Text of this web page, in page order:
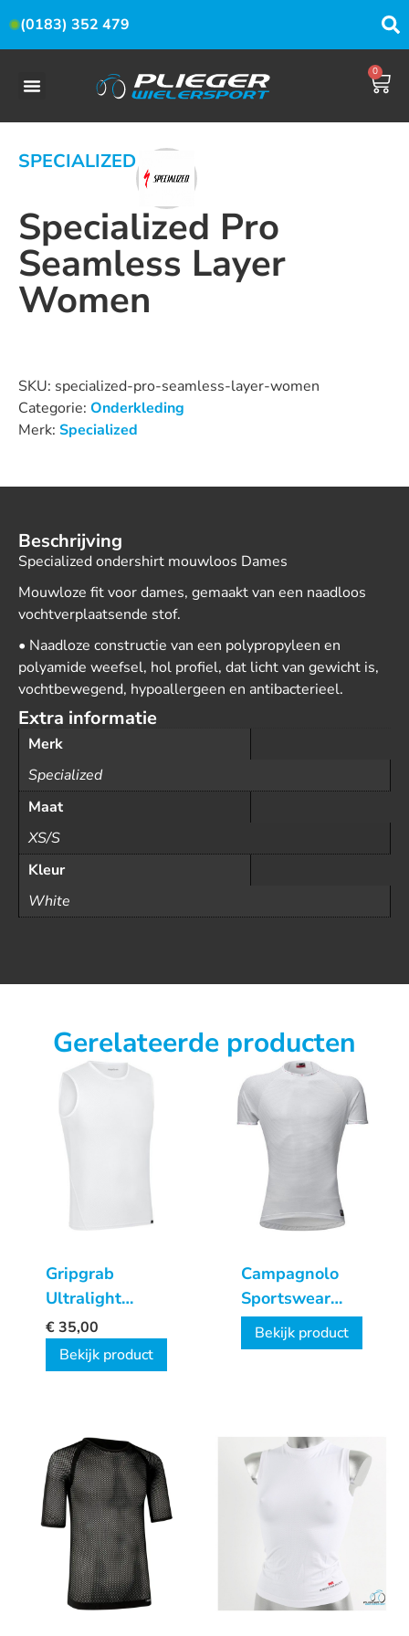
(0183) 352 479
0
SPECIALIZED
Specialized Pro
Seamless Layer
Women
SKU: specialized-pro-seamless-layer-women
Categorie: Onderkleding
Merk: Specialized
Beschrijving
Specialized ondershirt mouwloos Dames
Mouwloze fit voor dames, gemaakt van een naadloos
vochtverplaatsende stof.
• Naadloze constructie van een polypropyleen en
polyamide weefsel, hol profiel, dat licht van gewicht is,
vochtbewegend, hypoallergeen en antibacterieel.
Extra informatie
Merk
Specialized
Maat
XS/S
Kleur
White
Gerelateerde producten
Gripgrab
Ultralight
Sleeveless
Mesh
Ondershirt
€35,00
Bekijk product
Campagnolo
Sportswear
Ondershirt
Bekijk product